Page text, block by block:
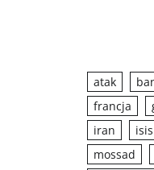
atak
francja
iran
isis
mossad